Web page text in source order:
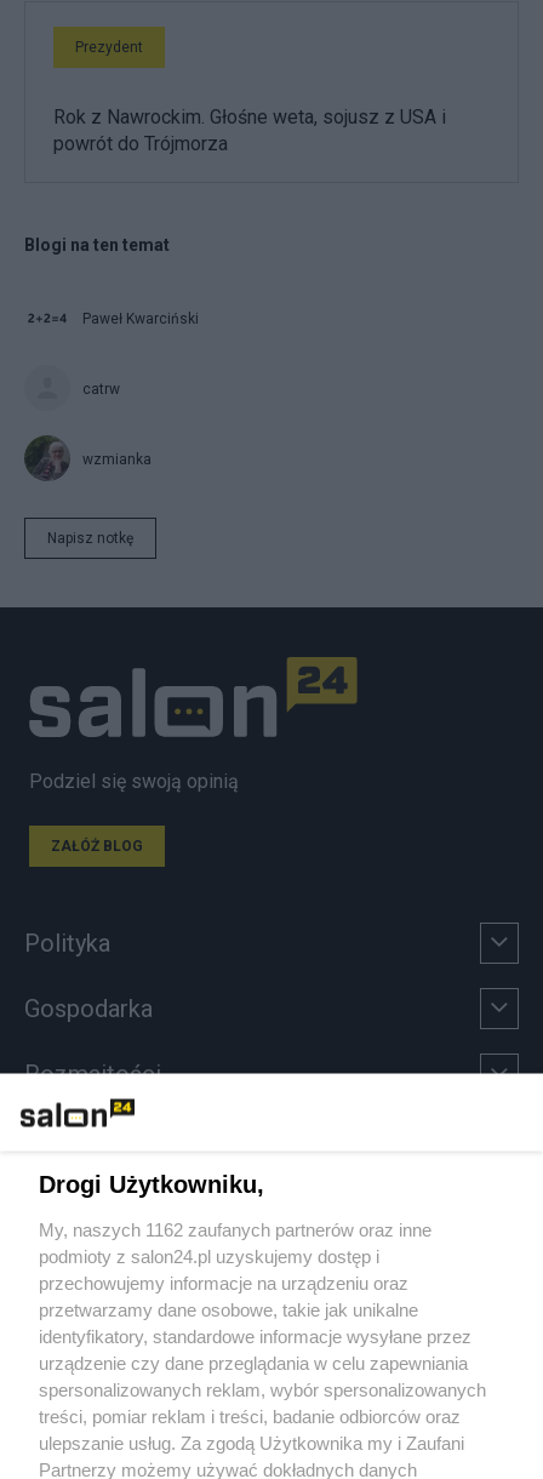
Prezydent
Rok z Nawrockim. Głośne weta, sojusz z USA i
powrót do Trójmorza
Blogi na ten temat
Paweł Kwarciński
catrw
wzmianka
Napisz notkę
Podziel się swoją opinią
ZAŁÓŻ BLOG
Polityka
Gospodarka
Rozmaitości
Sport
Społeczeństwo
Kultura
X Facebook Instagram Youtube
Drogi Użytkowniku,
My, naszych 1162 zaufanych partnerów oraz inne
podmioty z salon24.pl uzyskujemy dostęp i
przechowujemy informacje na urządzeniu oraz
przetwarzamy dane osobowe, takie jak unikalne
identyfikatory, standardowe informacje wysyłane przez
urządzenie czy dane przeglądania w celu zapewniania
spersonalizowanych reklam, wybór spersonalizowanych
treści, pomiar reklam i treści, badanie odbiorców oraz
ulepszanie usług. Za zgodą Użytkownika my i Zaufani
Partnerzy możemy używać dokładnych danych